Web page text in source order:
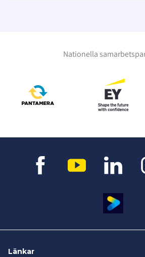
Nationella
Länkar